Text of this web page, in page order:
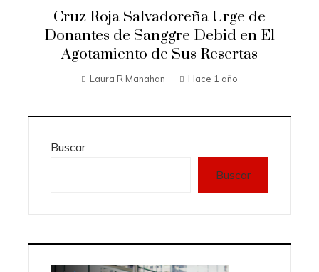
Cruz Roja Salvadoreña Urge de
Donantes de Sanggre Debid en El
Agotamiento de Sus Resertas
Laura R Manahan Hace 1 año
Buscar
Buscar